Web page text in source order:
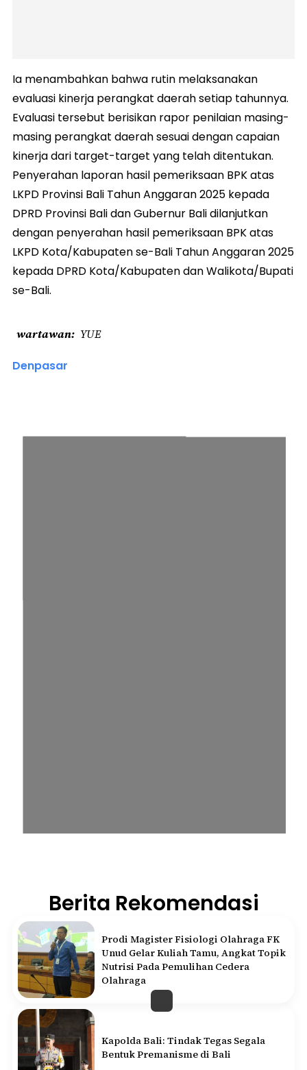
Ia menambahkan bahwa rutin melaksanakan
evaluasi kinerja perangkat daerah setiap tahunnya.
Evaluasi tersebut berisikan rapor penilaian masing-
masing perangkat daerah sesuai dengan capaian
kinerja dari target-target yang telah ditentukan.
Penyerahan laporan hasil pemeriksaan BPK atas
LKPD Provinsi Bali Tahun Anggaran 2025 kepada
DPRD Provinsi Bali dan Gubernur Bali dilanjutkan
dengan penyerahan hasil pemeriksaan BPK atas
LKPD Kota/Kabupaten se-Bali Tahun Anggaran 2025
kepada DPRD Kota/Kabupaten dan Walikota/Bupati
se-Bali.
wartawan YUE
Denpasar
Berita Rekomendasi
Prodi Magister Fisiologi Olahraga FK
Unud Gelar Kuliah Tamu, Angkat Topik
Nutrisi Pada Pemulihan Cedera
Olahraga
Kapolda Bali: Tindak Tegas Segala
Bentuk Premanisme di Bali